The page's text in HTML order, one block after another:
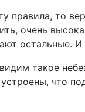
правила, то
очень
остальные.
такое
что